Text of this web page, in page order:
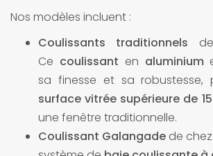
Nos modèles incluent :
Coulissants traditionnels
Ce coulissant en aluminium
sa finesse et sa robustesse,
surface vitrée supérieure de
une fenêtre traditionnelle.
Coulissant Galangade de chez